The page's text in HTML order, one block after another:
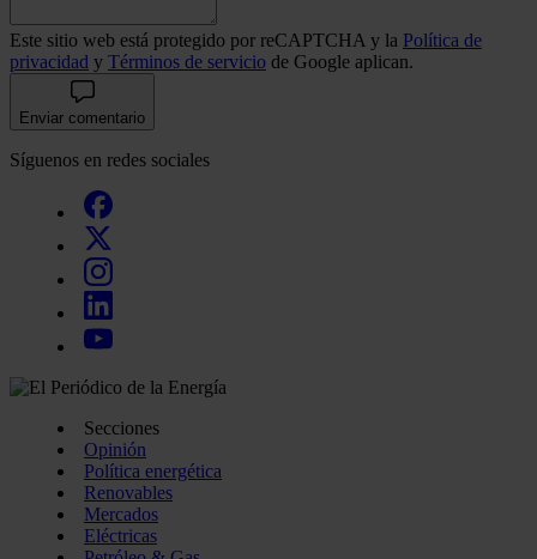
Este sitio web está protegido por reCAPTCHA y la Política de
privacidad y Términos de servicio de Google aplican.
Enviar comentario
Síguenos en redes sociales
Secciones
Opinión
Política energética
Renovables
Mercados
Eléctricas